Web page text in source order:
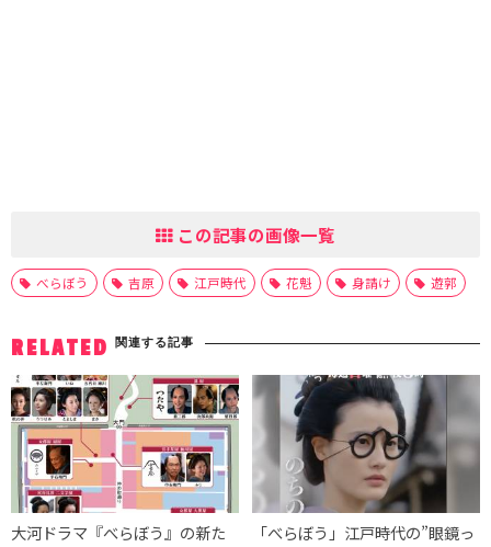
この記事の画像一覧
べらぼう 吉原 江戸時代 花魁 身請け 遊郭
RELATED 関連する記事
大河ドラマ『べらぼう』の新た
「べらぼう」江戸時代の”眼鏡っ